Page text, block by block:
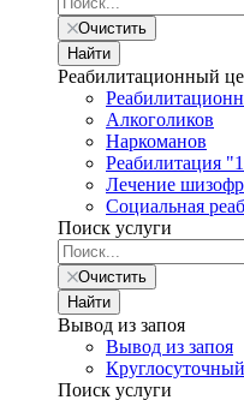
Очистить
Найти
Реабилитационный
Алкоголиков
Наркоманов
Реабилитация
Лечение
Социальная
Поиск услуги
Очистить
Найти
Вывод из запоя
Вывод из запоя
Поиск услуги